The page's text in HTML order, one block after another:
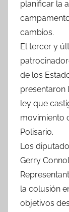
planificar la
cambios.
El tercer y
de los
presentaron
ley que
movimiento
Polisario.
Los
Gerry
la colusión
objetivos